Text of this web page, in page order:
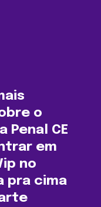
o
Penal CE
em
no
pra cima